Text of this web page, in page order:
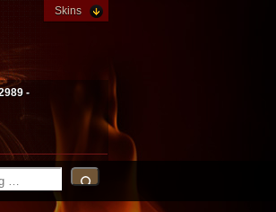
Skins
-